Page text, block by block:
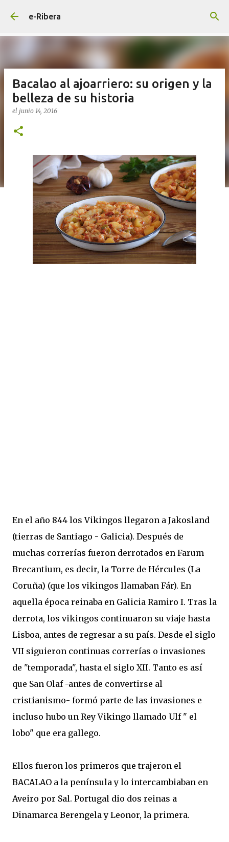
e-Ribera
Bacalao al ajoarriero: su origen y la
belleza de su historia
el junio 14, 2016
En el año 844 los Vikingos llegaron a Jakosland
(tierras de Santiago - Galicia). Después de
muchas correrías fueron derrotados en Farum
Brecantium, es decir, la Torre de Hércules (La
Coruña) (que los vikingos llamaban Fár). En
aquella época reinaba en Galicia Ramiro I. Tras la
derrota, los vikingos continuaron su viaje hasta
Lisboa, antes de regresar a su país. Desde el siglo
VII siguieron continuas correrías o invasiones
de "temporada", hasta el siglo XII. Tanto es así
que San Olaf -antes de convertirse al
cristianismo- formó parte de las invasiones e
incluso hubo un Rey Vikingo llamado Ulf " el
lobo" que era gallego.
Ellos fueron los primeros que trajeron el
BACALAO a la península y lo intercambiaban en
Aveiro por Sal. Portugal dio dos reinas a
Dinamarca Berengela y Leonor, la primera.